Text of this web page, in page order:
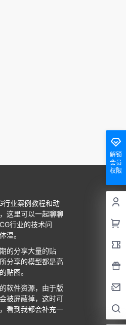
解锁
会员
权限
行业案例教程和动
这里可以一起聊聊
行业的技术问
温。
的分享大量的贴
分享的模型都是高
贴图。
软件资源，由于版
被屏蔽掉，这时可
看到我都会补充一